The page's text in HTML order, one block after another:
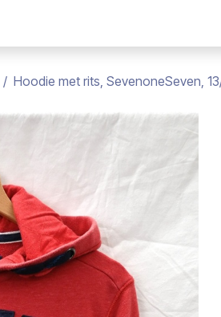
Hoodie met rits, SevenoneSeven,